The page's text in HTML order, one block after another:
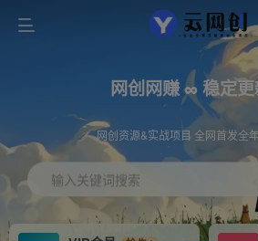
网创网赚 ∞ 稳定
网创资源&实战项目 全网首发全
输入关键词搜索